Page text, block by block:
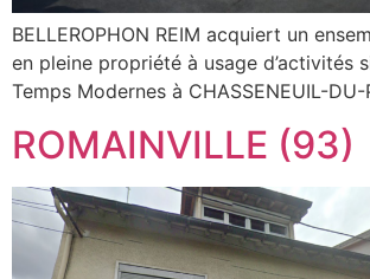
BELLEROPHON REIM acquiert un
en pleine propriété à usage d’activités
Temps Modernes à CHASSENEUIL-
ROMAINVILLE (93)